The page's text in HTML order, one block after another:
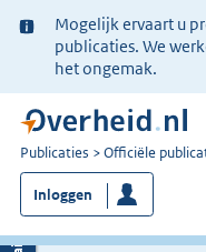
Ter
informatie:
Mogelijk ervaart u
publicaties. We
het ongemak.
U
bent
nu
hier:
Publicaties Officiële
Inloggen